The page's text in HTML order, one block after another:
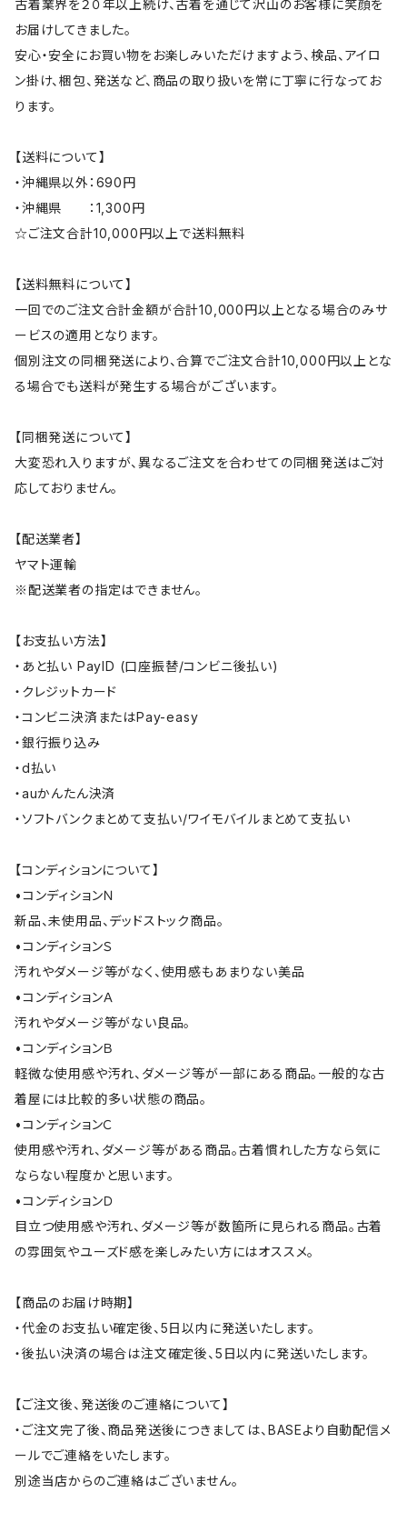
古着業界を２０年以上続け、古着を通じて沢山のお客様に笑顔を
お届けしてきました。
安心・安全にお買い物をお楽しみいただけますよう、検品、アイロ
ン掛け、梱包、発送など、商品の取り扱いを常に丁寧に行なってお
ります。
【送料について】
・沖縄県以外：690円
・沖縄県 ：1,300円
☆ご注文合計10,000円以上で送料無料
【送料無料について】
一回でのご注文合計金額が合計10,000円以上となる場合のみサ
ービスの適用となります。
個別注文の同梱発送により、合算でご注文合計10,000円以上とな
る場合でも送料が発生する場合がございます。
【同梱発送について】
大変恐れ入りますが、異なるご注文を合わせての同梱発送はご対
応しておりません。
【配送業者】
ヤマト運輸
※配送業者の指定はできません。
【お支払い方法】
・あと払い PayID (口座振替/コンビニ後払い)
・クレジットカード
・コンビニ決済またはPay-easy
・銀行振り込み
・d払い
・auかんたん決済
・ソフトバンクまとめて支払い/ワイモバイルまとめて支払い
【コンディションについて】
•コンディションＮ
新品、未使用品、デッドストック商品。
•コンディションＳ
汚れやダメージ等がなく、使用感もあまりない美品
•コンディションＡ
汚れやダメージ等がない良品。
•コンディションＢ
軽微な使用感や汚れ、ダメージ等が一部にある商品。一般的な古
着屋には比較的多い状態の商品。
•コンディションＣ
使用感や汚れ、ダメージ等がある商品。古着慣れした方なら気に
ならない程度かと思います。
•コンディションＤ
目立つ使用感や汚れ、ダメージ等が数箇所に見られる商品。古着
の雰囲気やユーズド感を楽しみたい方にはオススメ。
【商品のお届け時期】
・代金のお支払い確定後、5日以内に発送いたします。
・後払い決済の場合は注文確定後、5日以内に発送いたします。
【ご注文後、発送後のご連絡について】
・ご注文完了後、商品発送後につきましては、BASEより自動配信メ
ールでご連絡をいたします。
別途当店からのご連絡はございません。